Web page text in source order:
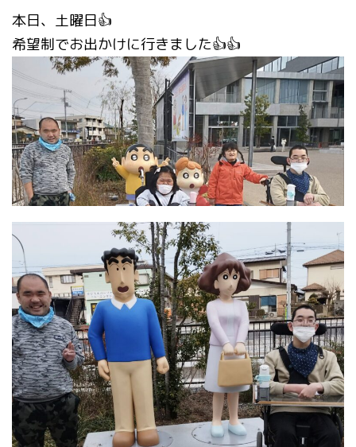
本日、土曜日👍
希望制でお出かけに行きました👍👍